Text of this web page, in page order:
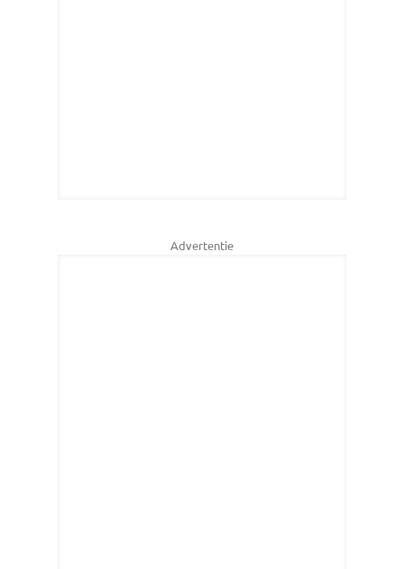
Advertentie